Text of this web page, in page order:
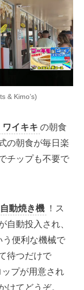
& Kimo’s)
イキキ の朝食
の朝食が毎日楽
チップも不要で
動焼き機 ！ス
自動投入され、
う便利な機械で
待つだけで
プが用意され
けてどうぞ。